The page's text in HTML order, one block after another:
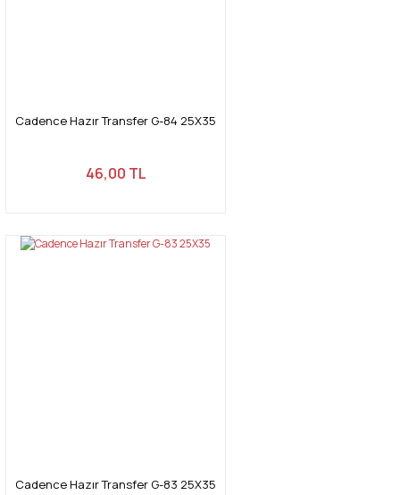
Cadence Hazır Transfer G-84 25X35
46,00 TL
Cadence Hazır Transfer G-83 25X35